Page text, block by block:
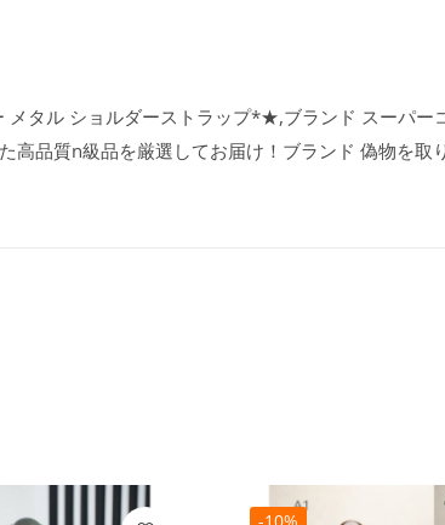
タル ショルダーストラップ*★,ブランド スーパー
高品質n級品を厳選してお届け！ブランド 偽物を取
-10%